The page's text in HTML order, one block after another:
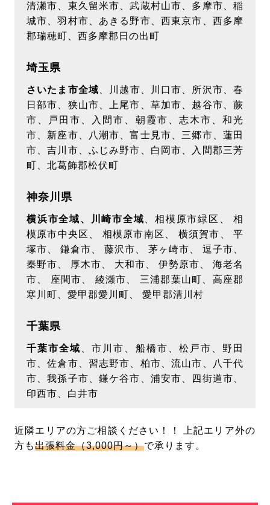
清瀬市、東久留米市、武蔵村山市、多摩市、稲
城市、羽村市、あきる野市、西東京市、西多摩
郡瑞穂町、西多摩郡日の出町
埼玉県
さいたま市全域 、川越市、川口市、所沢市、春
日部市、狭山市、上尾市、草加市、越谷市、蕨
市、戸田市、入間市、朝霞市、志木市、和光
市、新座市、八潮市、富士見市、三郷市、蓮田
市、吉川市、ふじみ野市、白岡市、入間郡三芳
町、北葛飾郡松伏町
神奈川県
横浜市全域、川崎市全域 、相模原市緑区、 相
模原市中央区、 相模原市南区、 横須賀市、 平
塚市、 鎌倉市、 藤沢市、 茅ヶ崎市、 逗子市、
秦野市、 厚木市、 大和市、 伊勢原市、 海老名
市、 座間市、 綾瀬市、 三浦郡葉山町、高座郡
寒川町、愛甲郡愛川町、 愛甲郡清川村
千葉県
千葉市全域
、市川市、船橋市、松戸市、野田
市、佐倉市、習志野市、柏市、流山市、八千代
市、我孫子市、鎌ケ谷市、浦安市、四街道市、
印西市、白井市
近隣エリアの方ご相談ください！！ 上記エリア外の
方も出張料金（3,000円～）で承ります。